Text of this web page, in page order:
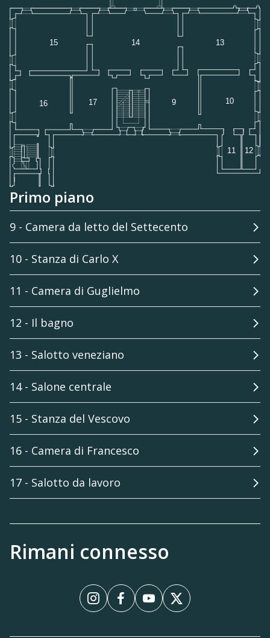
Primo piano
9 - Camera da letto del Settecento
10 - Stanza di Carlo X
11 - Camera di Guglielmo
12 - Il bagno
13 - Salotto veneziano
14 - Salone centrale
15 - Stanza del Vescovo
16 - Camera di Francesco
17 - Salotto da lavoro
Rimani connesso
InstagramFacebookYouTube
X